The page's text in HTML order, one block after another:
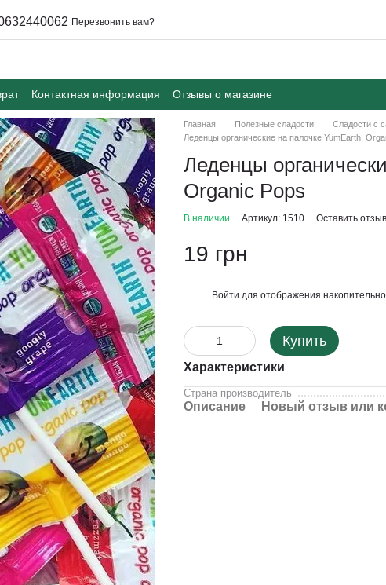
Перезвонить вам?
Контактная информация Отзывы о магазине
Главная Полезные сладости Сладости с
Леденцы органические на палочке YumEarth,
Леденцы
Organic Pops
В наличии Артикул: 1510 Оставить отзыв
19 грн
Войти для отображения
Купить
Характеристики
Страна производитель
Описание Новый отзыв или